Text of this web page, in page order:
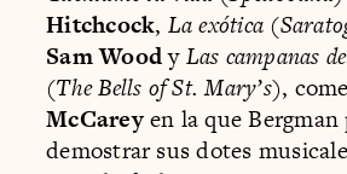
Hitchcock, La exótica (
Sam WoodyLas campanas
(The Bells of St. Mary’s),
McCareyen la que Bergman
demostrar sus dotes